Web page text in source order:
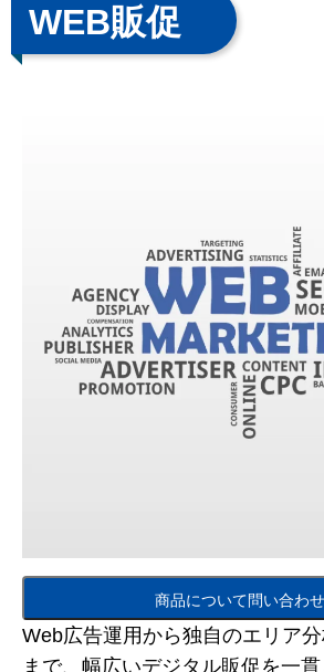
WEB販促
商品について問い合わ
Web広告運用から独自のエリア
まで、幅広いデジタル販促を一